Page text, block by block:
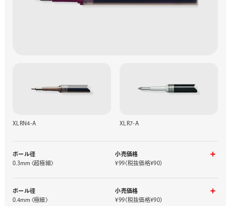
XLRN4-A XLR7-A
ボール径
0.3mm〈超極細〉
小売価格
¥99（税抜価格¥90）
黒
XLRN3-A
赤
XLRN3-B
ボール径
0.4mm〈極細〉
小売価格
¥99（税抜価格¥90）